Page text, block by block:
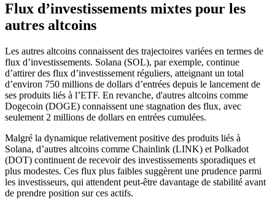
Flux d’investissements mixtes pour les
autres altcoins
Les autres altcoins connaissent des trajectoires variées en termes de
flux d’investissements. Solana (SOL), par exemple, continue
d’attirer des flux d’investissement réguliers, atteignant un total
d’environ 750 millions de dollars d’entrées depuis le lancement de
ses produits liés à l’ETF. En revanche, d'autres altcoins comme
Dogecoin (DOGE) connaissent une stagnation des flux, avec
seulement 2 millions de dollars en entrées cumulées.
Malgré la dynamique relativement positive des produits liés à
Solana, d’autres altcoins comme Chainlink (LINK) et Polkadot
(DOT) continuent de recevoir des investissements sporadiques et
plus modestes. Ces flux plus faibles suggèrent une prudence parmi
les investisseurs, qui attendent peut-être davantage de stabilité avant
de prendre position sur ces actifs.